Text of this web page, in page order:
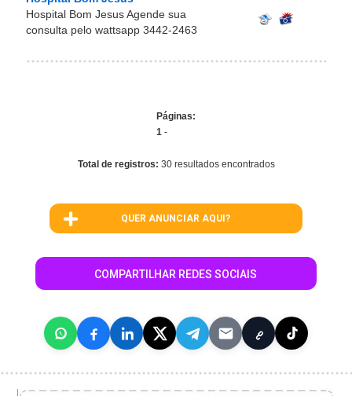
Hospital Bom Jesus Agende sua
consulta pelo wattsapp 3442-2463
Páginas:
1 -
Total de registros: 30 resultados encontrados
QUER ANUNCIAR AQUI?
COMPARTILHAR REDES SOCIAIS